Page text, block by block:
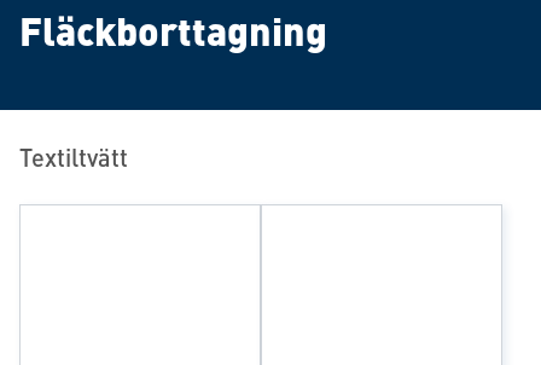
Fläckborttagning
Textiltvätt